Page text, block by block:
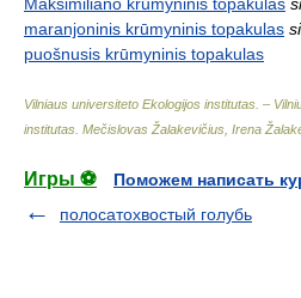
maranjoninis krūmyninis topakulas
puošnusis krūmyninis topakulas
Vilniaus universiteto Ekologijos institutas. –
institutas Mečislovas Žalakevičius, Irena
Игры ⚽
Поможем написать
полосатохвостый голубь